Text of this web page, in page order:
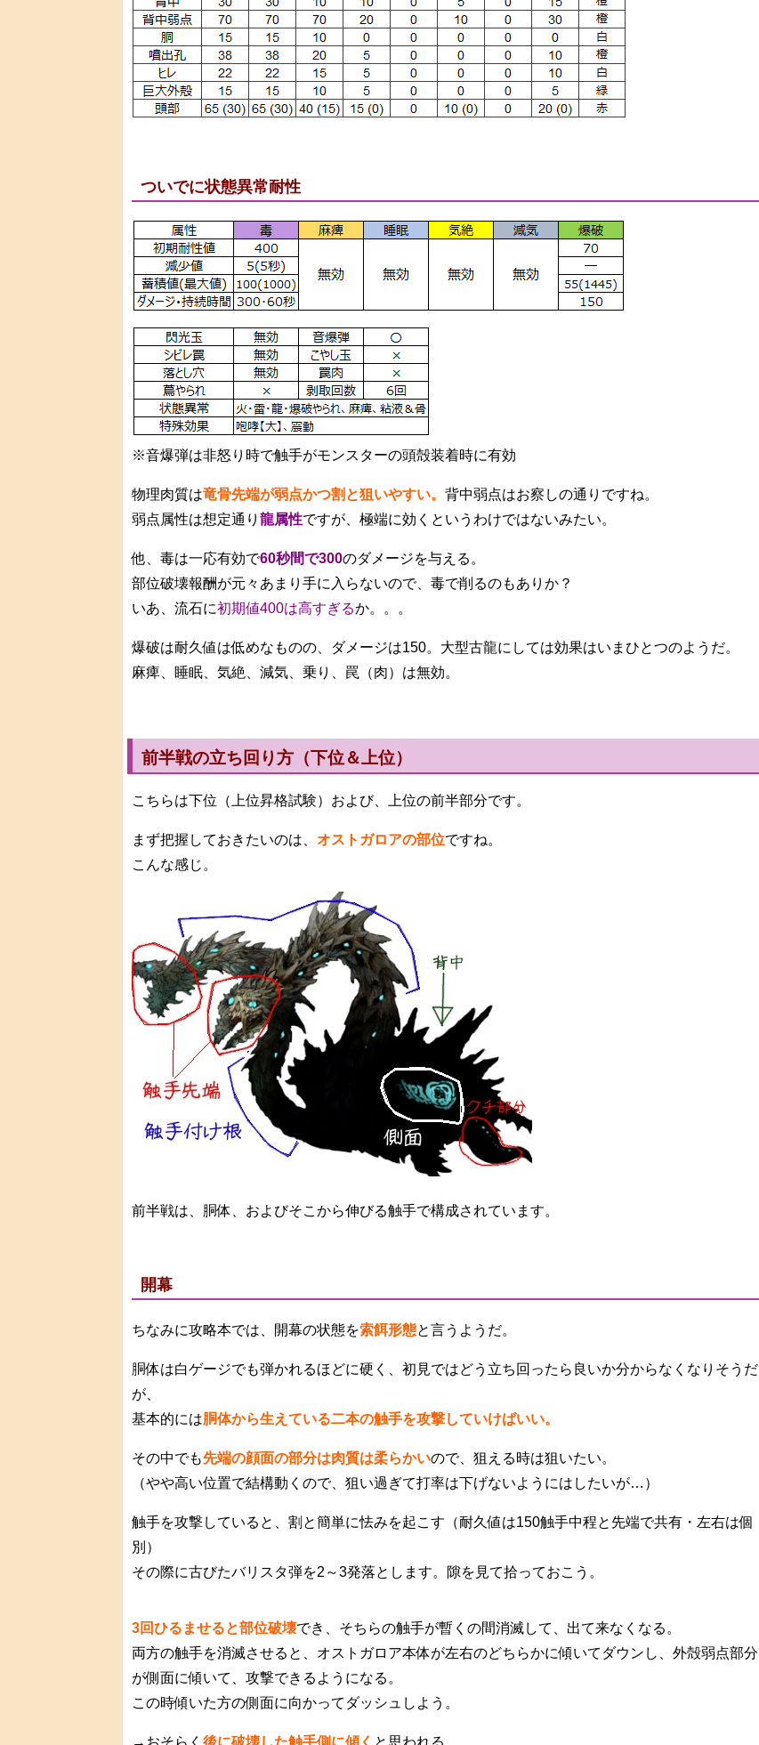
ついでに状態異常耐性
※音爆弾は非怒り時で触手がモンスターの頭殻装着時に有効
物理肉質は竜骨先端が弱点かつ割と狙いやすい。 背中弱点はお察しの通りですね。
弱点属性は想定通り 龍属性ですが、極端に効くというわけではないみたい。
他、毒は一応有効で60秒間で300のダメージを与える。
部位破壊報酬が元々あまり手に入らないので、毒で削るのもありか？
いあ、流石に初期値400は高すぎるか。。。
爆破は耐久値は低めなものの、ダメージは150。大型古龍にしては効果はいまひとつのようだ。
麻痺、睡眠、気絶、減気、乗り、罠（肉）は無効。
前半戦の立ち回り方（下位＆上位）
こちらは下位（上位昇格試験）および、上位の前半部分です。
まず把握しておきたいのは、 オストガロアの部位ですね。
こんな感じ。
前半戦は、胴体、およびそこから伸びる触手で構成されています。
開幕
ちなみに攻略本では、開幕の状態を索餌形態と言うようだ。
胴体は白ゲージでも弾かれるほどに硬く、初見ではどう立ち回ったら良いか分からなくなりそうだ
が、
基本的には胴体から生えている二本の触手を攻撃していけばいい。
その中でも先端の顔面の部分は肉質は柔らかいので、狙える時は狙いたい。
（やや高い位置で結構動くので、狙い過ぎて打率は下げないようにはしたいが…）
触手を攻撃していると、割と簡単に怯みを起こす（耐久値は150触手中程と先端で共有・左右は個
別）
その際に古びたバリスタ弾を2～3発落とします。隙を見て拾っておこう。
3回ひるませると部位破壊でき、そちらの触手が暫くの間消滅して、出て来なくなる。
両方の触手を消滅させると、オストガロア本体が左右のどちらかに傾いてダウンし、外殻弱点部分
が側面に傾いて、攻撃できるようになる。
この時傾いた方の側面に向かってダッシュしよう。